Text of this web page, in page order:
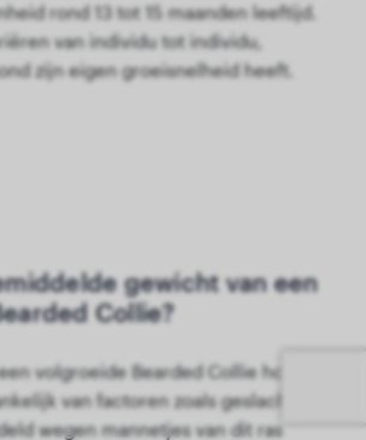
rond 13 tot 15 maanden leeftijd.
van individu tot individu,
zijn eigen groeisnelheid heeft.
gewicht van een
Collie?
volgroeide Bearded Collie hond
van factoren zoals geslacht en
wegen mannetjes van dit ras